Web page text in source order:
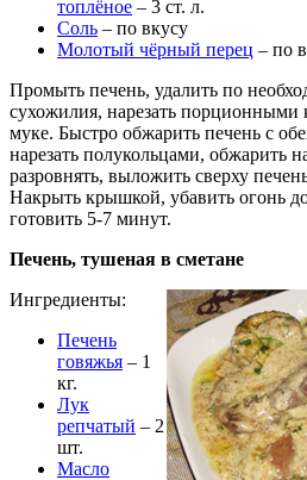
топлёное – 3 ст. л.
Соль – по вкусу
Молотый чёрный перец – по
Промыть печень, удалить по
сухожилия, нарезать порционными
муке. Быстро обжарить печень с
нарезать полукольцами, обжарить
разровнять, выложить сверху
Накрыть крышкой, убавить огонь
готовить 5-7 минут.
Печень, тушеная в сметане
Ингредиенты:
Печень
говяжья – 1
кг.
Лук
репчатый – 2
шт.
Масло